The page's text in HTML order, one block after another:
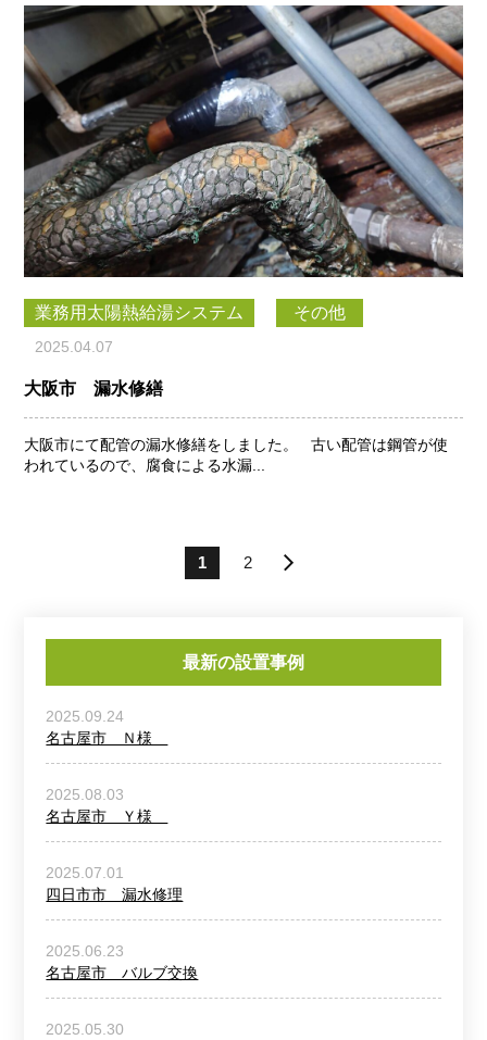
業務用太陽熱給湯システム その他
2025.04.07
大阪市 漏水修繕
大阪市にて配管の漏水修繕をしました。 古い配管は鋼管が使
われているので、腐食による水漏...
1 2 »
最新の設置事例
2025.09.24
名古屋市 Ｎ様
2025.08.03
名古屋市 Ｙ様
2025.07.01
四日市市 漏水修理
2025.06.23
名古屋市 バルブ交換
2025.05.30